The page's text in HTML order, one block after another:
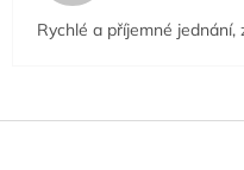
Rychlé a příjemné
Z